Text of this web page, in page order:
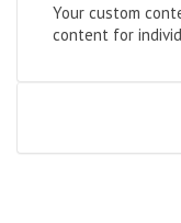
Your custom
content for